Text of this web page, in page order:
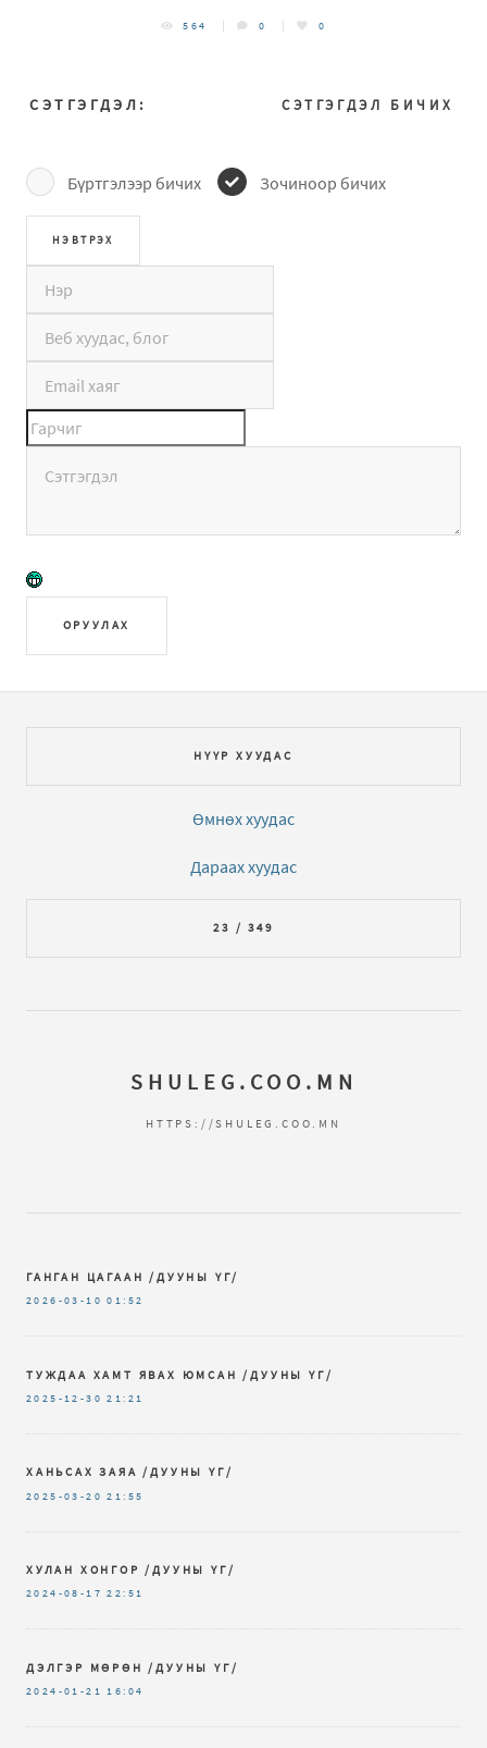
564 0 0
СЭТГЭГДЭЛ БИЧИХ
СЭТГЭГДЭЛ:
Бүртгэлээр бичих Зочиноор бичих
ОРУУЛАХ
НҮҮР ХУУДАС
Өмнөх хуудас
Дараах хуудас
23 / 349
SHULEG.COO.MN
HTTPS://SHULEG.COO.MN
ГАНГАН ЦАГААН /ДУУНЫ ҮГ/
2026-03-10 01:52
ТУЖДАА ХАМТ ЯВАХ ЮМСАН /ДУУНЫ ҮГ/
2025-12-30 21:21
ХАНЬСАХ ЗАЯА /ДУУНЫ ҮГ/
2025-03-20 21:55
ХУЛАН ХОНГОР /ДУУНЫ ҮГ/
2024-08-17 22:51
ДЭЛГЭР МӨРӨН /ДУУНЫ ҮГ/
2024-01-21 16:04